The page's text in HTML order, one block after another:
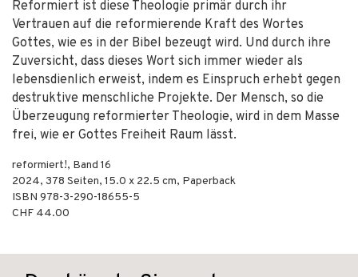
Reformiert ist diese Theologie primär durch ihr
Vertrauen auf die reformierende Kraft des Wortes
Gottes, wie es in der Bibel bezeugt wird. Und durch ihre
Zuversicht, dass dieses Wort sich immer wieder als
lebensdienlich erweist, indem es Einspruch erhebt gegen
destruktive menschliche Projekte. Der Mensch, so die
Überzeugung reformierter Theologie, wird in dem Masse
frei, wie er Gottes Freiheit Raum lässt.
reformiert!, Band 16
2024, 378 Seiten, 15.0 x 22.5 cm, Paperback
ISBN 978-3-290-18655-5
CHF 44.00